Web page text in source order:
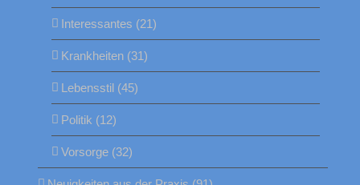
Interessantes (21)
Krankheiten (31)
Lebensstil (45)
Politik (12)
Vorsorge (32)